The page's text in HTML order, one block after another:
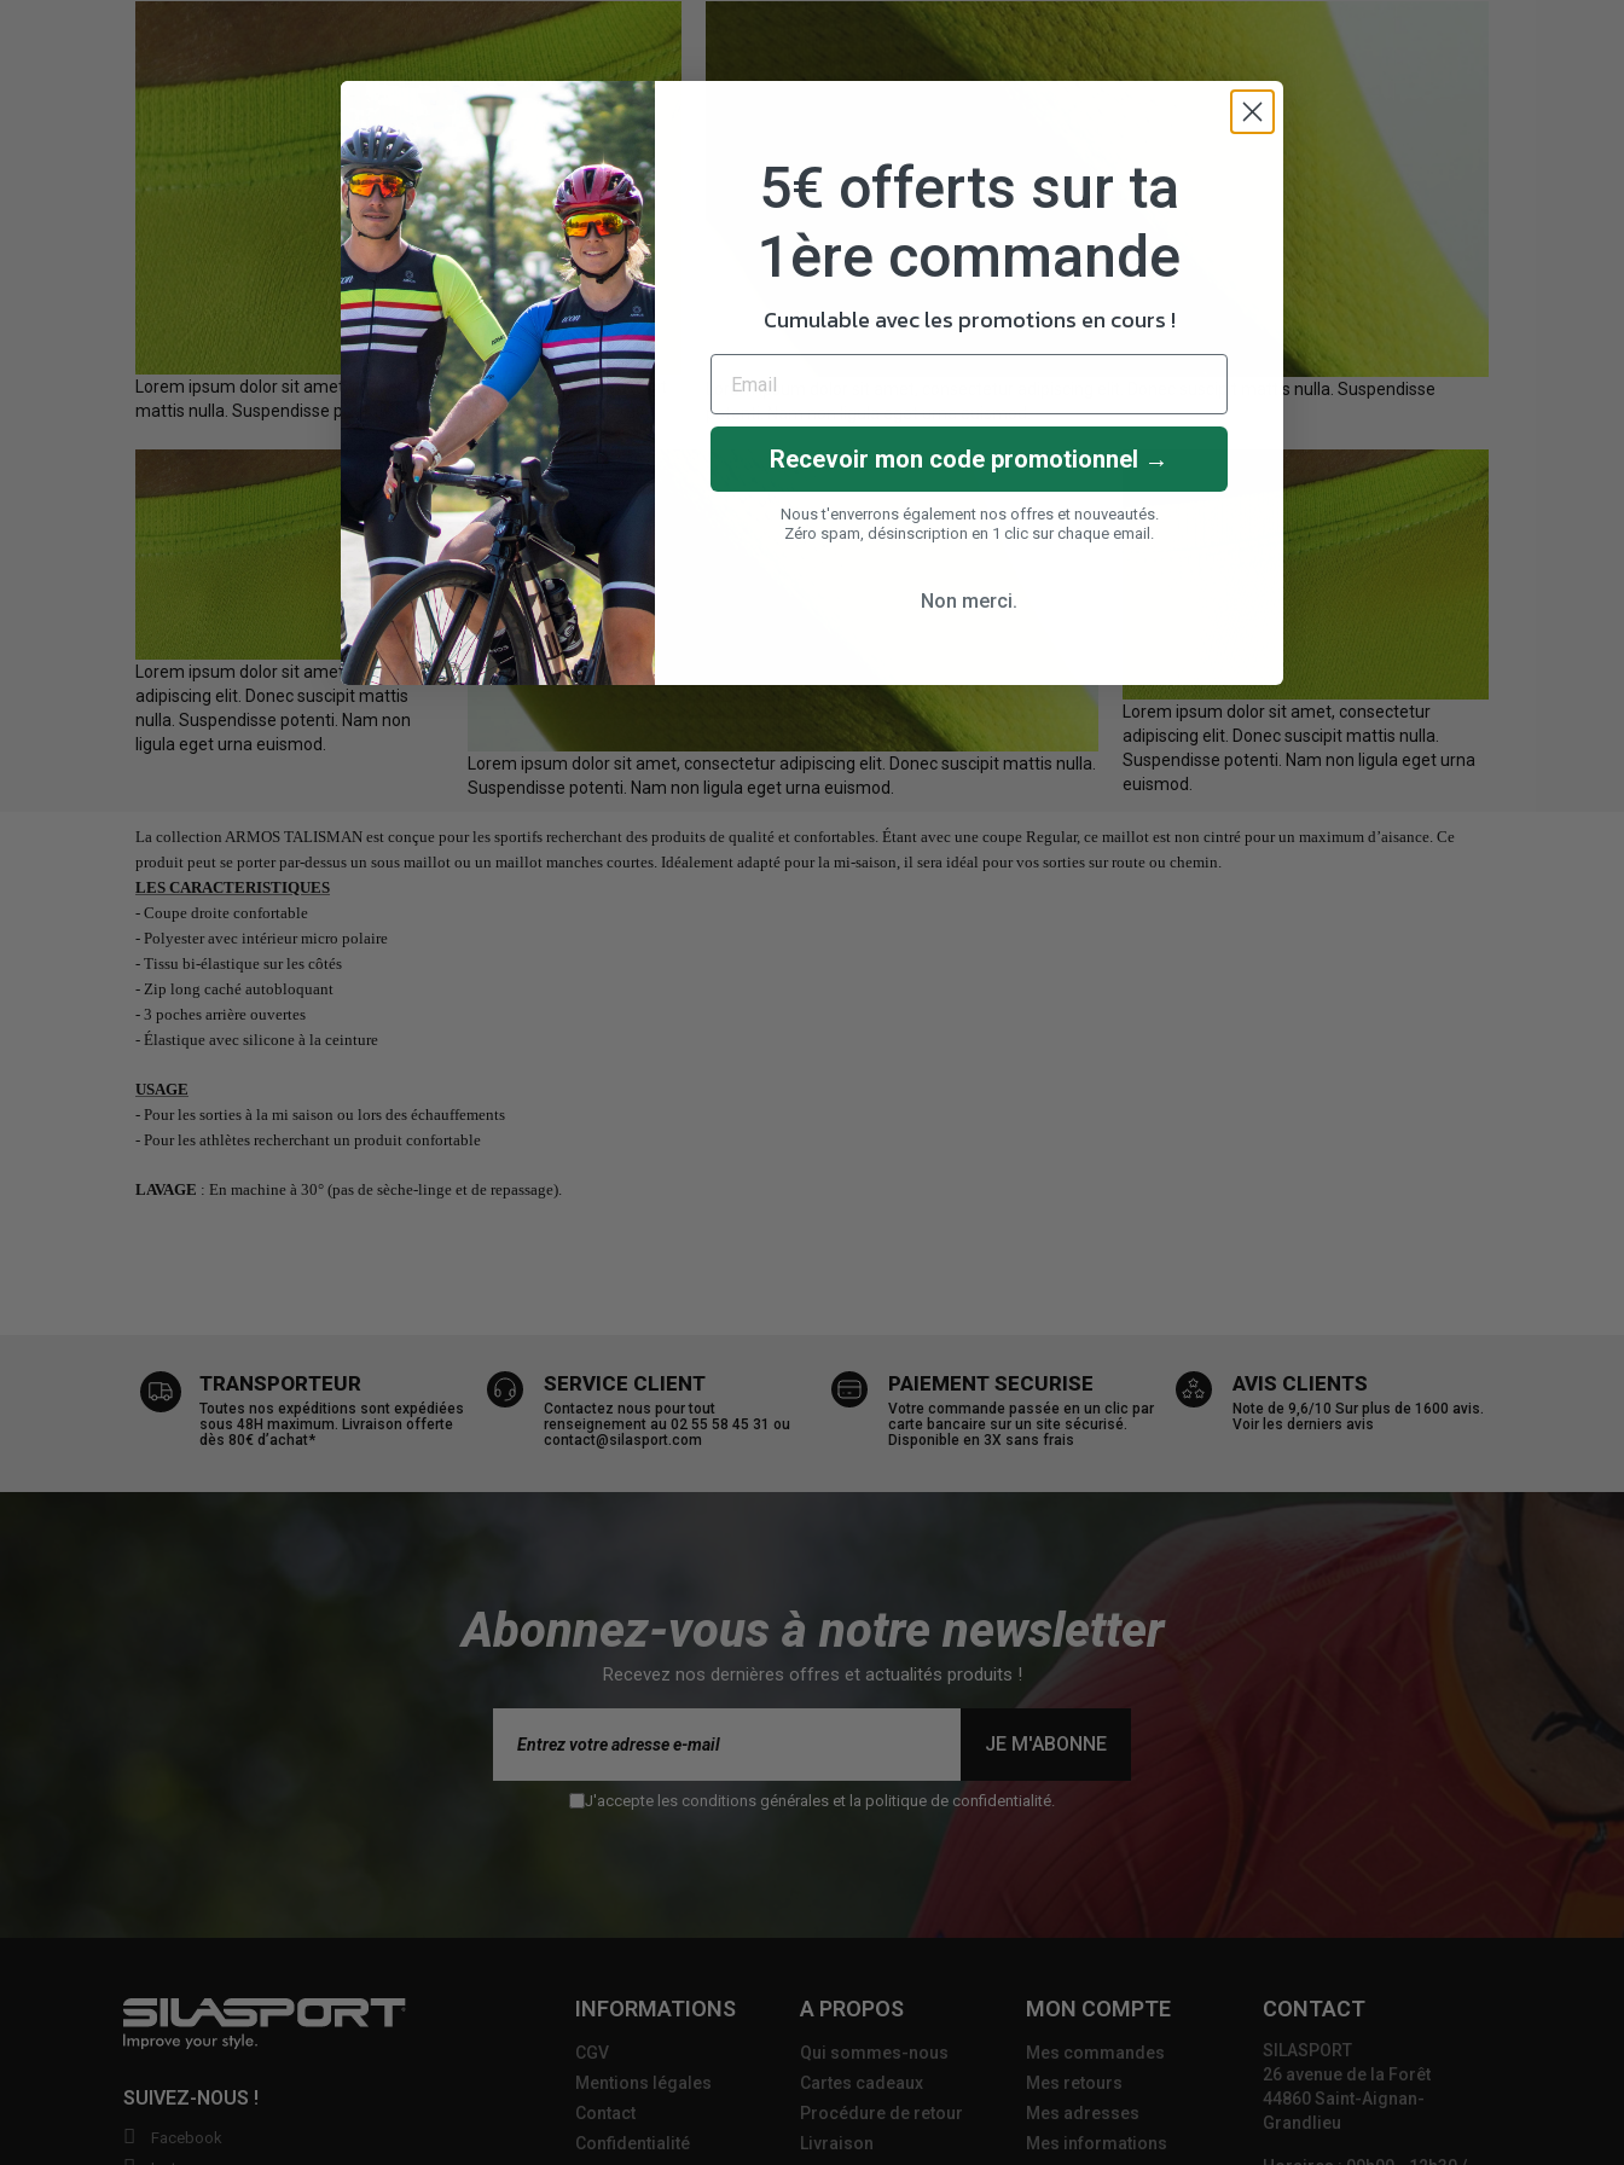
Lorem ipsum dolor sit amet, consectetur adipiscing elit. Donec suscipit
mattis nulla. Suspendisse potenti. Nam non ligula eget urna euismod.
Lorem ipsum dolor sit amet, consectetur adipiscing elit. Donec suscipit mattis nulla. Suspendisse
potenti. Nam non ligula eget urna euismod.
Lorem ipsum dolor sit amet, consectetur
adipiscing elit. Donec suscipit mattis
nulla. Suspendisse potenti. Nam non
ligula eget urna euismod.
Lorem ipsum dolor sit amet, consectetur adipiscing elit. Donec suscipit mattis nulla.
Suspendisse potenti. Nam non ligula eget urna euismod.
Lorem ipsum dolor sit amet, consectetur
adipiscing elit. Donec suscipit mattis nulla.
Suspendisse potenti. Nam non ligula eget urna
euismod.
La collection ARMOS TALISMAN est conçue pour les sportifs recherchant des produits de qualité et confortables. Étant avec une coupe Regular, ce maillot est non cintré pour un maximum d’aisance. Ce
produit peut se porter par-dessus un sous maillot ou un maillot manches courtes. Idéalement adapté pour la mi-saison, il sera idéal pour vos sorties sur route ou chemin.
LES CARACTERISTIQUES
- Coupe droite confortable
- Polyester avec intérieur micro polaire
- Tissu bi-élastique sur les côtés
- Zip long caché autobloquant
- 3 poches arrière ouvertes
- Élastique avec silicone à la ceinture
USAGE
- Pour les sorties à la mi saison ou lors des échauffements
- Pour les athlètes recherchant un produit confortable
LAVAGE : En machine à 30° (pas de sèche-linge et de repassage).
TRANSPORTEUR
Toutes nos expéditions sont expédiées
sous 48H maximum. Livraison offerte
dès 80€ d’achat*
SERVICE CLIENT
Contactez nous pour tout
renseignement au 02 55 58 45 31 ou
contact@silasport.com
PAIEMENT SECURISE
Votre commande passée en un clic par
carte bancaire sur un site sécurisé.
Disponible en 3X sans frais
AVIS CLIENTS
Note de 9,6/10 Sur plus de 1600 avis.
Voir les derniers avis
Abonnez-vous à notre newsletter
Recevez nos dernières offres et actualités produits !
JE M'ABONNE
J'accepte les conditions générales et la politique de confidentialité.
SUIVEZ-NOUS !
Facebook
INFORMATIONS
CGV
Mentions légales
Contact
Confidentialité
A PROPOS
Qui sommes-nous
Cartes cadeaux
Procédure de retour
Livraison
MON COMPTE
Mes commandes
Mes retours
Mes adresses
Mes informations
CONTACT
SILASPORT
26 avenue de la Forêt
44860 Saint-Aignan-
Grandlieu
5€ offerts sur ta
1ère commande
Cumulable avec les promotions en cours !
Recevoir mon code promotionnel →
Nous t'enverrons également nos offres et nouveautés.
Zéro spam, désinscription en 1 clic sur chaque email.
Non merci.